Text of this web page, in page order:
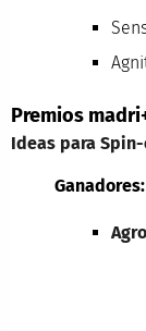
Premios
Ideas para
Ganadores: